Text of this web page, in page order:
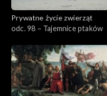
Prywatne życie zwierząt
odc. 98 – Tajemnice ptaków